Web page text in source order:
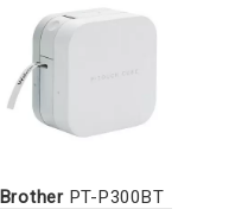
BrotherPT-P300BT